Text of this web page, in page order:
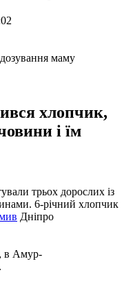
хлопчик,
і їм
трьох дорослих із
6-річний хлопчик
Дніпро
в Амур-